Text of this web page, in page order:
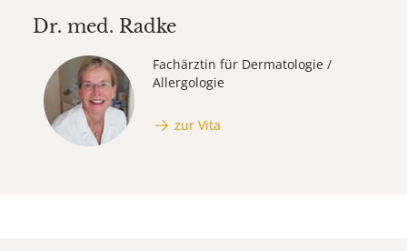
Dr. med. Radke
Fachärztin für Dermatologie /
Allergologie
zur Vita